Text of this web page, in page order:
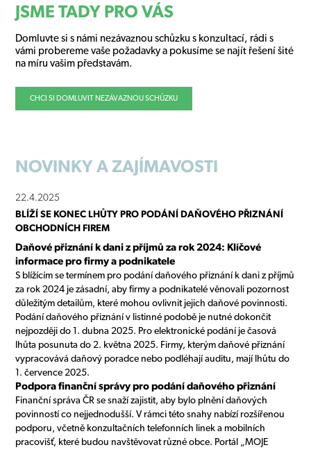
JSME TADY PRO VÁS
Domluvte si s námi nezávaznou schůzku s konzultací, rádi s
vámi probereme vaše požadavky a pokusíme se najít řešení šité
na míru vašim představám.
CHCI SI DOMLUVIT NEZÁVAZNOU SCHŮZKU
NOVINKYA ZAJÍMAVOSTI
22.4.2025
BLÍŽÍ SE KONEC LHŮTY PRO PODÁNÍ DAŇOVÉHO PŘIZNÁNÍ
OBCHODNÍCH FIREM
Daňové přiznání k dani z příjmů za rok 2024: Klíčové
informace pro firmy a podnikatele
S blížícím se termínem pro podání daňového přiznání k dani z příjmů
za rok 2024 je zásadní, aby firmy a podnikatelé věnovali pozornost
důležitým detailům, které mohou ovlivnit jejich daňové povinnosti.
Podání daňového přiznání v listinné podobě je nutné dokončit
nejpozději do 1. dubna 2025. Pro elektronické podání je časová
lhůta posunuta do 2. května 2025. Firmy, kterým daňové přiznání
vypracovává daňový poradce nebo podléhají auditu, mají lhůtu do
1. července 2025.
Podpora finanční správy pro podání daňového přiznání
Finanční správa ČR se snaží zajistit, aby bylo plnění daňových
povinností co nejjednodušší. V rámci této snahy nabízí rozšířenou
podporu, včetně konzultačních telefonních linek a mobilních
pracovišť, které budou navštěvovat různé obce. Portál „MOJE